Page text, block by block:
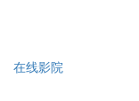
在线影院